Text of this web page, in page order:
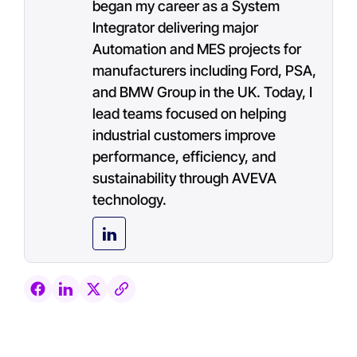
began my career as a System
Integrator delivering major
Automation and MES projects for
manufacturers including Ford, PSA,
and BMW Group in the UK. Today, I
lead teams focused on helping
industrial customers improve
performance, efficiency, and
sustainability through AVEVA
technology.